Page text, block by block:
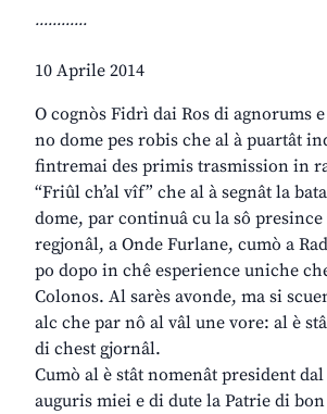
............
10 Aprile 2014
O cognòs Fidrì dai Ros di agnorums
no dome pes robis che al à puartât
fintremai des primis trasmission in
“Friûl ch’al vîf” che al à segnât la
dome, par continuâ cu la sô
regjonâl, a Onde Furlane, cumò a
po dopo in chê esperience uniche
Colonos. Al sarès avonde, ma si
alc che par nô al vâl une vore: al è
di chest gjornâl.
Cumò al è stât nomenât president
auguris miei e di dute la Patrie di